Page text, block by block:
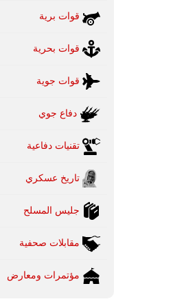
قوات برية
قوات بحرية
قوات جوية
دفاع جوي
تقنيات دفاعية
تاريخ عسكري
جليس المسلح
مقابلات صحفية
مؤتمرات ومعارض